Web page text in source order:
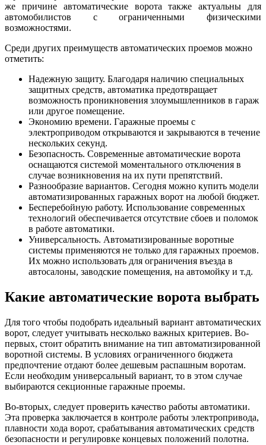
же причине автоматические ворота также актуальны для
автомобилистов с ограниченными физическими
возможностями.
Среди других преимуществ автоматических проемов можно
отметить:
Надежную защиту. Благодаря наличию специальных
защитных средств, автоматика предотвращает
возможность проникновения злоумышленников в гараж
или другое помещение.
Экономию времени. Гаражные проемы с
электроприводом открываются и закрываются в течение
нескольких секунд.
Безопасность. Современные автоматические ворота
оснащаются системой моментального отключения в
случае возникновения на их пути препятствий.
Разнообразие вариантов. Сегодня можно купить модели
автоматизированных гаражных ворот на любой бюджет.
Бесперебойную работу. Использование современных
технологий обеспечивается отсутствие сбоев и поломок
в работе автоматики.
Универсальность. Автоматизированные воротные
системы применяются не только для гаражных проемов.
Их можно использовать для ограничения въезда в
автосалоны, заводские помещения, на автомойку и т.д.
Какие автоматические ворота выбрать
Для того чтобы подобрать идеальный вариант автоматических
ворот, следует учитывать несколько важных критериев. Во-
первых, стоит обратить внимание на тип автоматизированной
воротной системы. В условиях ограниченного бюджета
предпочтение отдают более дешевым распашным воротам.
Если необходим универсальный вариант, то в этом случае
выбираются секционные гаражные проемы.
Во-вторых, следует проверить качество работы автоматики.
Эта проверка заключается в контроле работы электропривода,
плавности хода ворот, срабатывания автоматических средств
безопасности и регулировке концевых положений полотна.